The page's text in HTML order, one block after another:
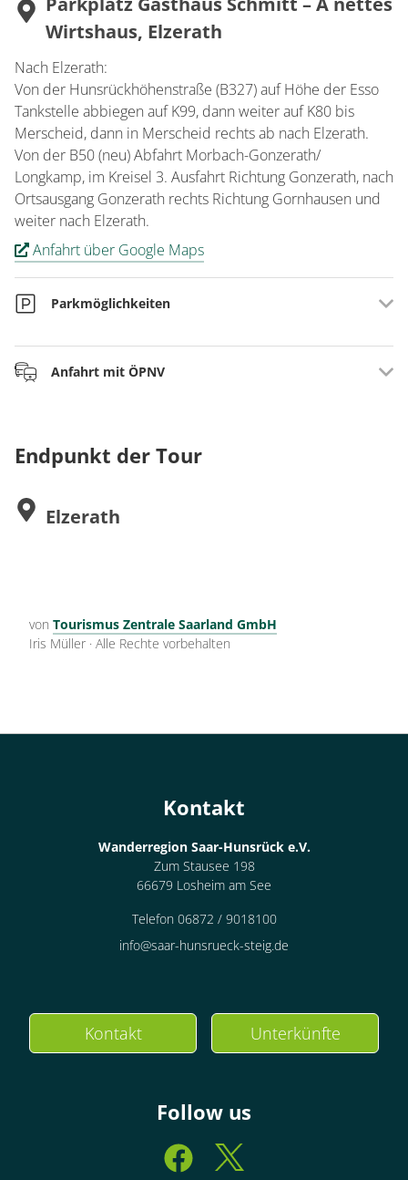
Wirtshaus, Elzerath
Nach Elzerath:
Von der Hunsrückhöhenstraße (B327) auf Höhe der Esso
Tankstelle abbiegen auf K99, dann weiter auf K80 bis
Merscheid, dann in Merscheid rechts ab nach Elzerath.
Von der B50 (neu) Abfahrt Morbach-Gonzerath/
Longkamp, im Kreisel 3. Ausfahrt Richtung Gonzerath, nach
Ortsausgang Gonzerath rechts Richtung Gornhausen und
weiter nach Elzerath.
Anfahrt über Google Maps
Parkmöglichkeiten
Bei Gasthaus Schmitt – A nettes Wirtshaus, Elzerath
Anfahrt mit ÖPNV
Endpunkt der Tour
Elzerath
von Tourismus Zentrale Saarland GmbH
Iris Müller · Alle Rechte vorbehalten
Kontakt
Wanderregion Saar-Hunsrück e.V.
Zum Stausee 198
66679 Losheim am See
Telefon 06872 / 9018100
info@saar-hunsrueck-steig.de
Kontakt Unterkünfte
Follow us